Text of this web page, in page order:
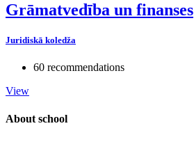
Grāmatvedība un finanses
Juridiskā koledža
60 recommendations
View
About school